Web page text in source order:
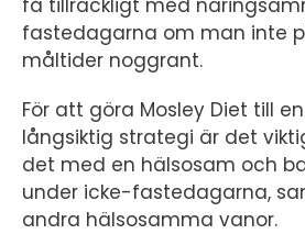
fastedagarna om man inte
måltider noggrant.
För att göra Mosley Diet till
långsiktig strategi är det
det med en hälsosam och
under icke-fastedagarna,
andra hälsosamma vanor.